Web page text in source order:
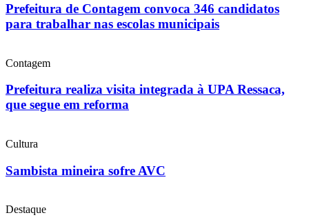
Prefeitura de Contagem convoca 346 candidatos
para trabalhar nas escolas municipais
Contagem
Prefeitura realiza visita integrada à UPA Ressaca,
que segue em reforma
Cultura
Sambista mineira sofre AVC
Destaque